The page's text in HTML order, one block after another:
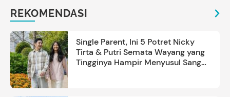
REKOMENDASI
Single Parent, Ini 5 Potret Nicky
Tirta & Putri Semata Wayang yang
Tingginya Hampir Menyusul Sang